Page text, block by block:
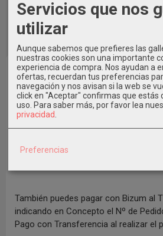
También puedes pagar con Bizum al
indicando en Concepto el Nº de
Pago con Transferencia al realizar el
Servicios que nos
utilizar
Aunque sabemos que prefieres las
nuestras cookies son una importante
experiencia de compra. Nos ayudan a
ofertas, recuerdan tus preferencias
navegación y nos avisan si la web se
click en "Aceptar" confirmas que estás
uso. Para saber más, por favor lea
privacidad
Preferencias